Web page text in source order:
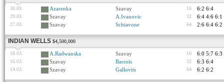
30.03. Azarenka Szavay 16 6:2 6:4
29.03. Szavay A.Ivanovic 32 6:4 4:6 6:1
27.03. Szavay Schiavone 64 2:6 6:4 6:2
INDIAN WELLS $4,500,000
18.03. A.Radwanska Szavay 16 6:0 5:7 6:3
16.03. Szavay Barrois 32 6:3 6:4
14.03. Szavay Gallovits 64 6:2 6:2